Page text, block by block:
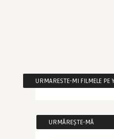
URMARESTE-MI FILMELE PE
URMĂREȘTE-MĂ